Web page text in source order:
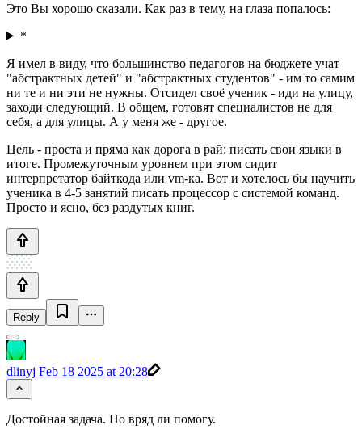
Это Вы хорошо сказали. Как раз в тему, на глаза попалось:
*
Я имел в виду, что большинство педагогов на бюджете учат
"абстрактных детей" и "абстрактных студентов" - им то самим
ни те и ни эти не нужны. Отсидел своё ученик - иди на улицу,
заходи следующий. В общем, готовят специалистов не для
себя, а для улицы. А у меня же - другое.
Цель - проста и пряма как дорога в рай: писать свои языки в
итоге. Промежуточным уровнем при этом сидит
интерпретатор байткода или vm-ка. Вот и хотелось бы научить
ученика в 4-5 занятий писать процессор с системой команд.
Просто и ясно, без раздутых книг.
Reply
dlinyj Feb 18 2025 at 20:28
Достойная задача. Но вряд ли помогу.